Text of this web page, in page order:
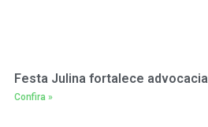
Festa Julina fortalece advocacia
Confira »